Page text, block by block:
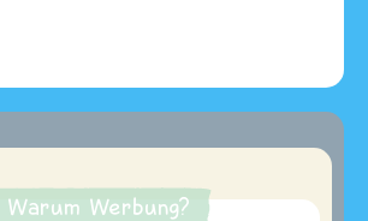
Warum Werbung?